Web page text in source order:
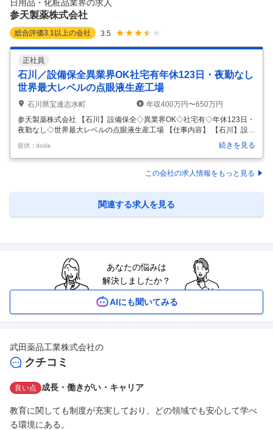
タガバナンス・…
日用品・化粧品業界の求人
参天製薬株式会社
総合評価3.1 以上の会社 3.5
正社員
石川／設備保全異業界OK社宅有年休123日・夜勤なし
世界最大レベルの点眼液生産工場
石川県宝達志水町
年収400万円〜650万円
参天製薬株式会社 【石川】設備保全◇異業界OK◇社宅有◇年休123日・
夜勤なし◇世界最大レベルの点眼液生産工場 【仕事内容】 【石川】設備
保全◇異業界OK◇社宅有◇年休123日・夜勤なし◇世界最大レベルの点
眼液生産工場 【具体的な仕事内容】 ＜Santenでお馴染みの点眼薬（目
薬）に関わる仕事＞ ＜長期就業しやすい環境◎年休123日／長期休暇あ
り／高水準の給与＞ ※借り上げ社宅制度がある為、他都道府県からのご
眼液生産工場で、病院向けの医療用や市販のOTC製品の製造を行ってい
ます。また、製品は日本国内だけではなく海外へも輸出して
提供：doda 続きを見る
この会社の求人情報をもっと見る
関連する求人を見る
あなたの悩みは
解決しましたか？
AIにも聞いてみる
武田薬品工業株式会社の
クチコミ
良い点 成長・働きがい・キャリア
教育に関しても制度が充実しており、どの領域でも安心して学べ
る環境にある。